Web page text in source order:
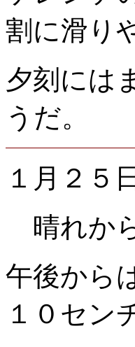
割に滑り
夕刻には
うだ。
１月２５
晴れか
午後から
１０セン